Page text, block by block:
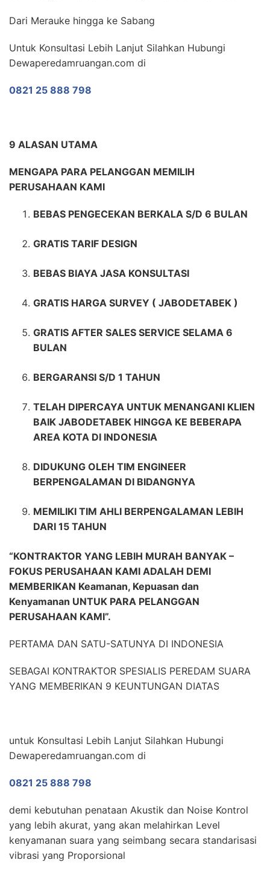
Dari Merauke hingga ke Sabang
Untuk Konsultasi Lebih Lanjut Silahkan Hubungi
Dewaperedamruangan.com di
0821 25 888 798
9 ALASAN UTAMA
MENGAPA PARA PELANGGAN MEMILIH
PERUSAHAAN KAMI
BEBAS PENGECEKAN BERKALA S/D 6 BULAN
GRATIS TARIF DESIGN
BEBAS BIAYA JASA KONSULTASI
GRATIS HARGA SURVEY ( JABODETABEK )
GRATIS AFTER SALES SERVICE SELAMA 6
BULAN
BERGARANSI S/D 1 TAHUN
TELAH DIPERCAYA UNTUK MENANGANI KLIEN
BAIK JABODETABEK HINGGA KE BEBERAPA
AREA KOTA DI INDONESIA
DIDUKUNG OLEH TIM ENGINEER
BERPENGALAMAN DI BIDANGNYA
MEMILIKI TIM AHLI BERPENGALAMAN LEBIH
DARI 15 TAHUN
“KONTRAKTOR YANG LEBIH MURAH BANYAK –
FOKUS PERUSAHAAN KAMI ADALAH DEMI
MEMBERIKAN Keamanan, Kepuasan dan
Kenyamanan UNTUK PARA PELANGGAN
PERUSAHAAN KAMI”.
PERTAMA DAN SATU-SATUNYA DI INDONESIA
SEBAGAI KONTRAKTOR SPESIALIS PEREDAM SUARA
YANG MEMBERIKAN 9 KEUNTUNGAN DIATAS
untuk Konsultasi Lebih Lanjut Silahkan Hubungi
Dewaperedamruangan.com di
0821 25 888 798
demi kebutuhan penataan Akustik dan Noise Kontrol
yang lebih akurat, yang akan melahirkan Level
kenyamanan suara yang seimbang secara standarisasi
vibrasi yang Proporsional